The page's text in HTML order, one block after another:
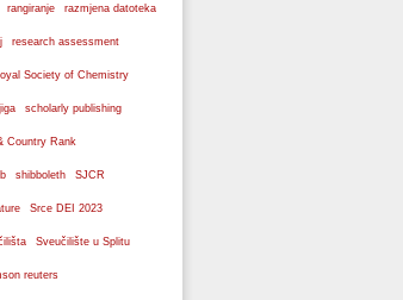
rangiranje razmjena datoteka
research assessment
Society of Chemistry
scholarly publishing
Country Rank
shibboleth SJCR
Srce DEI 2023
Sveučilište u Splitu
reuters